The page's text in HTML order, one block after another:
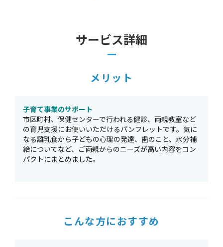
サービス詳細
メリット
子育て事業のサポート
市区町村、保健センターで行われる健診、両親教室など
の育児支援にお使いいただけるパンフレットです。気に
なる離乳食から子どもの心理の発達、歯のこと、水分補
給についてなど、ご両親からのニーズが高い内容をコン
パクトにまとめました。
こんな方におすすめ